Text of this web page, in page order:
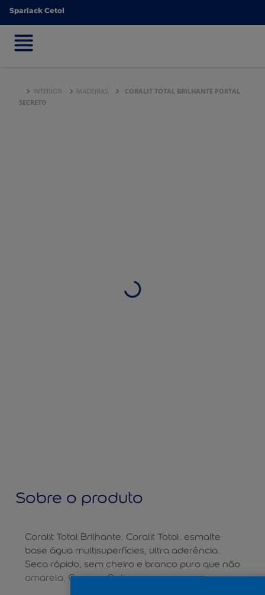
Sparlack Cetol
Sparlack Cetol
INTERIOR MADEIRAS
CORALIT TOTAL BRILHANTE PORTAL
SECRETO
Sobre o produto
Coralit Total Brilhante: Coralit Total: esmalte
base água multisuperfícies, ultra aderência.
Seca rápido, sem cheiro e branco puro que não
amarela. Compre Online.